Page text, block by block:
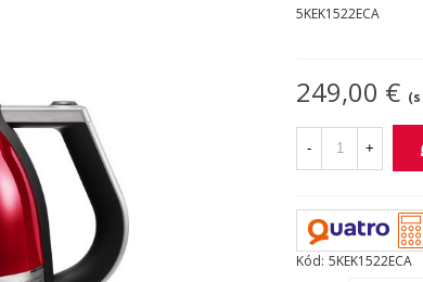
5KEK1522ECA
249,00 € (s
- +
Kód: 5KEK1522ECA